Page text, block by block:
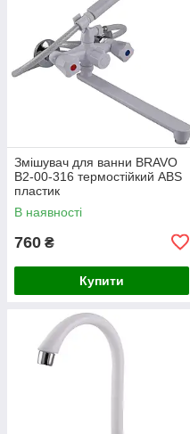
Змішувач для ванни BRAVO
B2-00-316 термостійкий ABS
пластик
В наявності
760 ₴
Купити